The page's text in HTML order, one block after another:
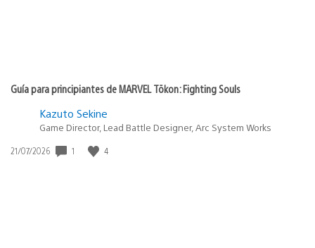
Guía para principiantes de MARVEL Tōkon: Fighting Souls
Kazuto Sekine
Game Director, Lead Battle Designer, Arc System Works
Fecha
21/07/2026 1 4